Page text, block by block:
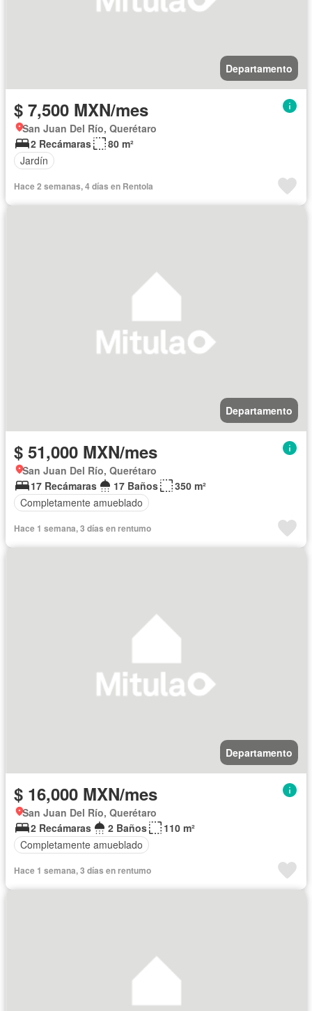
Departamento
$ 7,500 MXN/mes
San Juan Del Río, Querétaro
2 Recámaras
80 m²
Jardín
Hace 2 semanas, 4 días en Rentola
Departamento
$ 51,000 MXN/mes
San Juan Del Río, Querétaro
17 Recámaras
17 Baños
350 m²
Completamente amueblado
Hace 1 semana, 3 días en rentumo
Departamento
$ 16,000 MXN/mes
San Juan Del Río, Querétaro
2 Recámaras
2 Baños
110 m²
Completamente amueblado
Hace 1 semana, 3 días en rentumo